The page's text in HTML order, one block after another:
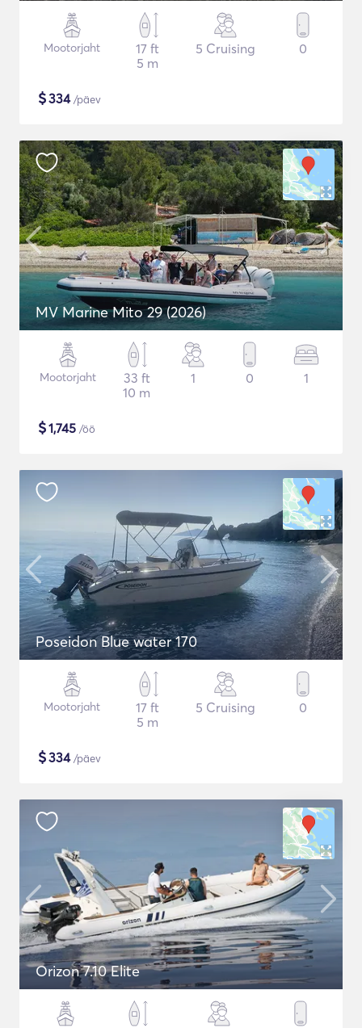
Mootorjaht
17 ft
5 m
5 Cruising 0
$334/päev
MV Marine Mito 29 (2026)
Mootorjaht
33 ft
10 m
1 0 1
$1,745 /öö
Poseidon Blue water 170
Mootorjaht
17 ft
5 m
5 Cruising 0
$334/päev
Orizon 7.10 Elite